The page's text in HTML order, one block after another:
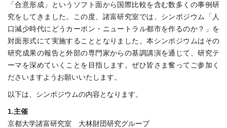
「合意形成」というソフト面から国際比較を含む数多くの事例研
究をしてきました。この度、諸富研究室では、シンポジウム「人
口減少時代にどうカーボン・ニュートラル都市を作るのか？」を
対面形式にて実施することとなりました。本シンポジウムはその
研究成果の報告と外部の専門家からの基調講演を通じて、研究テ
ーマを深めていくことを目指します。ぜひ皆さま奮ってご参加く
ださいますようお願いいたします。
以下は、シンポジウムの内容となります。
1.主催
京都大学諸富研究室 大林財団研究グループ